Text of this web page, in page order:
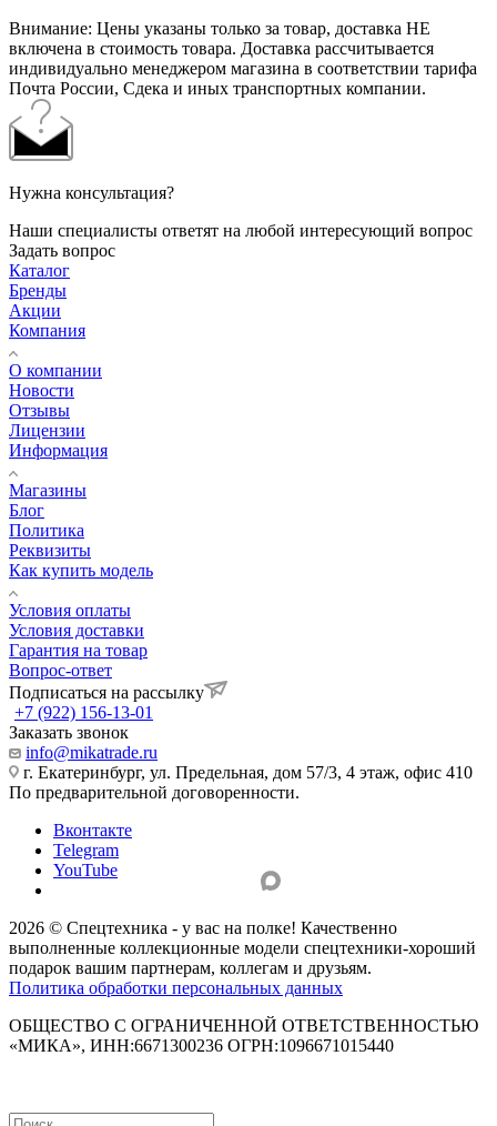
Внимание: Цены указаны только за товар, доставка НЕ
включена в стоимость товара. Доставка рассчитывается
индивидуально менеджером магазина в соответствии тарифа
Почта России, Сдека и иных транспортных компании.
Нужна консультация?
Наши специалисты ответят на любой интересующий вопрос
Задать вопрос
Каталог
Бренды
Акции
Компания
О компании
Новости
Отзывы
Лицензии
Информация
Магазины
Блог
Политика
Реквизиты
Как купить модель
Условия оплаты
Условия доставки
Гарантия на товар
Вопрос-ответ
Подписаться на рассылку
+7 (922) 156-13-01
Заказать звонок
info@mikatrade.ru
г. Екатеринбург, ул. Предельная, дом 57/3, 4 этаж, офис 410
По предварительной договоренности.
Вконтакте
Telegram
YouTube
2026 © Спецтехника - у вас на полке! Качественно
выполненные коллекционные модели спецтехники-хороший
подарок вашим партнерам, коллегам и друзьям.
Политика обработки персональных данных
ОБЩЕСТВО С ОГРАНИЧЕННОЙ ОТВЕТСТВЕННОСТЬЮ
«МИКА», ИНН:6671300236 ОГРН:1096671015440